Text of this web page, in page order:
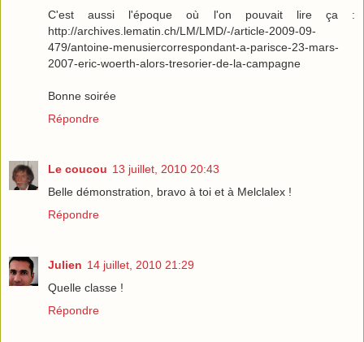
C'est aussi l'époque où l'on pouvait lire ça :
http://archives.lematin.ch/LM/LMD/-/article-2009-09-
479/antoine-menusiercorrespondant-a-parisce-23-mars-
2007-eric-woerth-alors-tresorier-de-la-campagne
Bonne soirée
Répondre
Le coucou 13 juillet, 2010 20:43
Belle démonstration, bravo à toi et à Melclalex !
Répondre
Julien 14 juillet, 2010 21:29
Quelle classe !
Répondre